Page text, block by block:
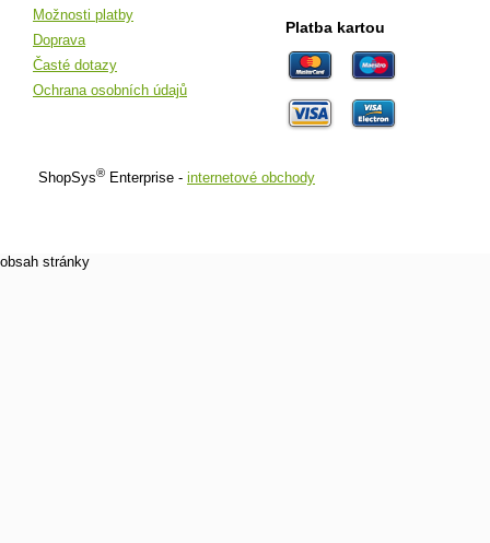
Možnosti platby
Doprava
Časté dotazy
Ochrana osobních údajů
Platba kartou
ShopSys® Enterprise - internetové obchody
obsah stránky